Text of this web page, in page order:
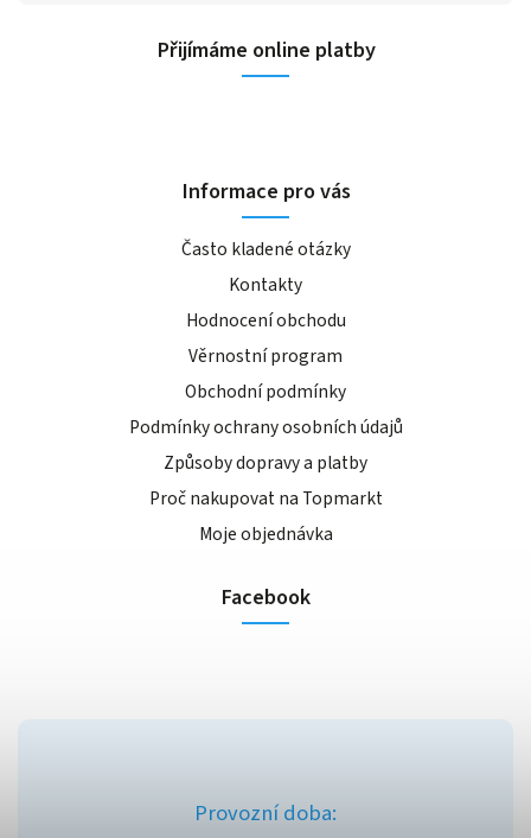
Přijímáme online platby
Informace pro vás
Často kladené otázky
Kontakty
Hodnocení obchodu
Věrnostní program
Obchodní podmínky
Podmínky ochrany osobních údajů
Způsoby dopravy a platby
Proč nakupovat na Topmarkt
Moje objednávka
Facebook